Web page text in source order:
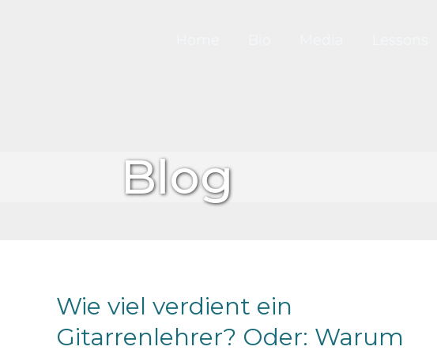
Blog
Wie viel verdient ein
Gitarrenlehrer? Oder: Warum